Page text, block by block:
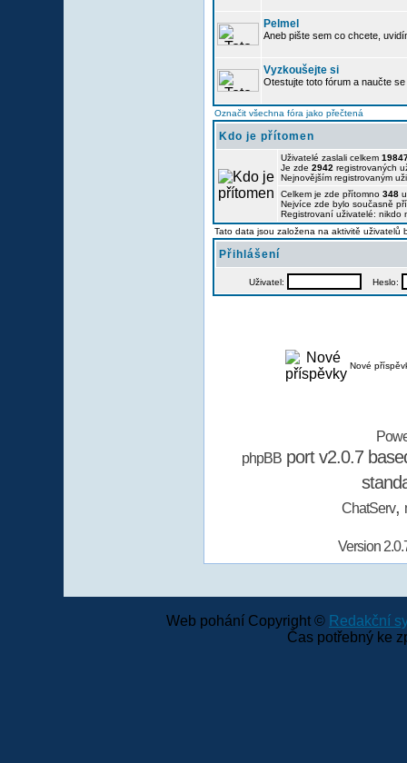
Pelmel
Aneb pište sem co chcete,
Vyzkoušejte si
Otestujte toto fórum a naučte
Označit všechna fóra jako přečtená
Kdo je přítomen
Uživatelé zaslali celkem
Je zde 2942 registrovaných
Nejnovějším registrovaným
Celkem je zde přítomno 348
Nejvíce zde bylo současně
Registrovaní uživatelé: nikdo
Tato data jsou založena na aktivitě uživatelů
Přihlášení
Uživatel: Heslo:
Nové
phpBBport v2.0.7
ChatServ,
Version
Web pohání Copyright © Redakční
Čas potřebný ke